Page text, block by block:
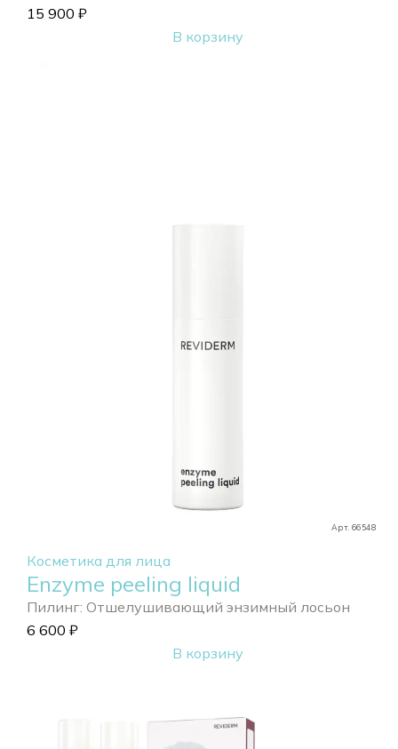
15 900 ₽
В корзину
Арт. 66548
Косметика для лица
Enzyme peeling liquid
Пилинг: Отшелушивающий энзимный лосьон
6 600 ₽
В корзину